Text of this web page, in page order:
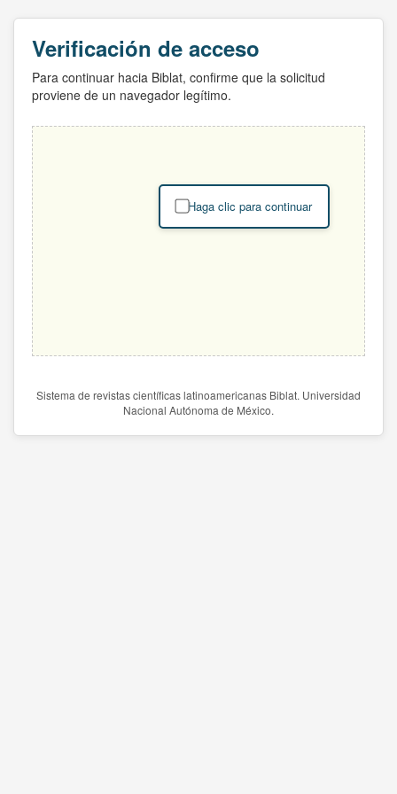
Verificación de acceso
Para continuar hacia Biblat, confirme que la solicitud
proviene de un navegador legítimo.
Haga clic para continuar
Sistema de revistas científicas latinoamericanas Biblat. Universidad
Nacional Autónoma de México.